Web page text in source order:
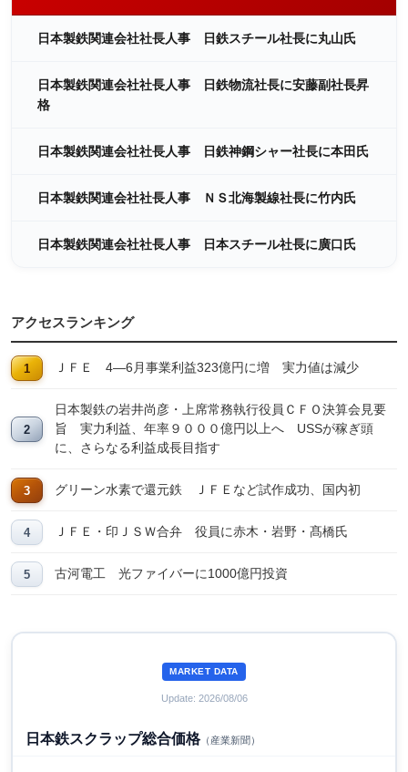
日本製鉄関連会社社長人事 日鉄スチール社長に丸山氏
日本製鉄関連会社社長人事 日鉄物流社長に安藤副社長昇
格
日本製鉄関連会社社長人事 日鉄神鋼シャー社長に本田氏
日本製鉄関連会社社長人事 ＮＳ北海製線社長に竹内氏
日本製鉄関連会社社長人事 日本スチール社長に廣口氏
アクセスランキング
ＪＦＥ 4―6月事業利益323億円に増 実力値は減少
日本製鉄の岩井尚彦・上席常務執行役員ＣＦＯ決算会見要
旨 実力利益、年率９０００億円以上へ USSが稼ぎ頭
に、さらなる利益成長目指す
グリーン水素で還元鉄 ＪＦＥなど試作成功、国内初
ＪＦＥ・印ＪＳＷ合弁 役員に赤木・岩野・髙橋氏
古河電工 光ファイバーに1000億円投資
MARKET DATA
Update: 2026/08/06
日本鉄スクラップ総合価格（産業新聞）